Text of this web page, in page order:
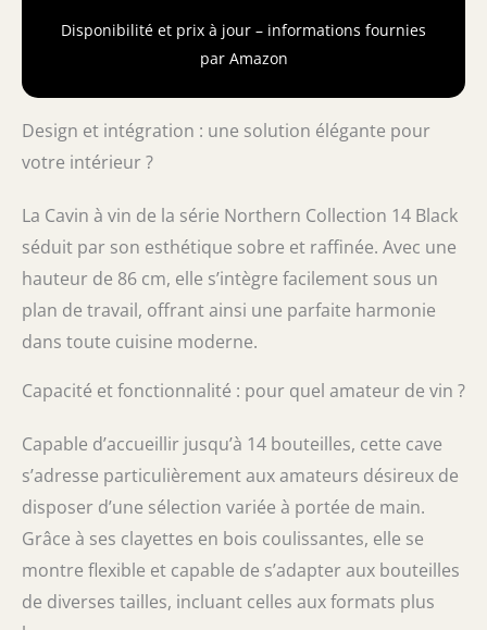
Disponibilité et prix à jour – informations fournies
par Amazon
Design et intégration : une solution élégante pour
votre intérieur ?
La Cavin à vin de la série Northern Collection 14 Black
séduit par son esthétique sobre et raffinée. Avec une
hauteur de 86 cm, elle s’intègre facilement sous un
plan de travail, offrant ainsi une parfaite harmonie
dans toute cuisine moderne.
Capacité et fonctionnalité : pour quel amateur de vin ?
Capable d’accueillir jusqu’à 14 bouteilles, cette cave
s’adresse particulièrement aux amateurs désireux de
disposer d’une sélection variée à portée de main.
Grâce à ses clayettes en bois coulissantes, elle se
montre flexible et capable de s’adapter aux bouteilles
de diverses tailles, incluant celles aux formats plus